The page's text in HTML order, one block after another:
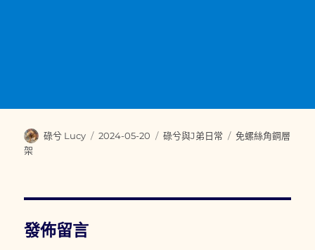
作
碌兮 Lucy
發
2024-05-20
分
碌兮與J弟日常
標
免螺絲角鋼層
架
發佈留言